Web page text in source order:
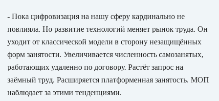
- Пока цифровизация на нашу сферу кардинально не
повлияла. Но развитие технологий меняет рынок труда. Он
уходит от классической модели в сторону незащищённых
форм занятости. Увеличивается численность самозанятых,
работающих удаленно по договору. Растёт запрос на
заёмный труд. Расширяется платформенная занятость. МОП
наблюдает за этими тенденциями.